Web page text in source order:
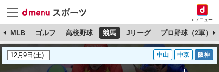
dメニュー
MLB ゴルフ 高校野球 競馬 Jリーグ プロ野球（2軍）
中山 中京 阪神